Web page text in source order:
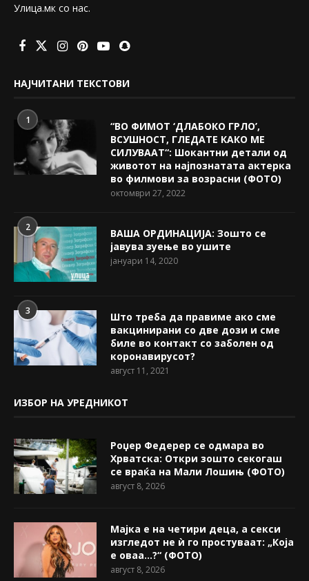
Улица.мк со нас.
НАЈЧИТАНИ ТЕКСТОВИ
1
“ВО ФИМОТ ‘ДЛАБОКО ГРЛО’,
ВСУШНОСТ, ГЛЕДАТЕ КАКО МЕ
СИЛУВААТ“: Шокантни детали од
животот на најпознатата актерка
во филмови за возрасни (ФОТО)
октомври 27, 2022
2
ВАША ОРДИНАЦИЈА: Зошто се
јавува зуење во ушите
јануари 14, 2020
3
Што треба да правиме ако сме
вакцинирани со две дози и сме
биле во контакт со заболен од
коронавирусот?
август 11, 2021
ИЗБОР НА УРЕДНИКОТ
Роџер Федерер се одмара во
Хрватска: Откри зошто секогаш
се враќа на Мали Лошињ (ФОТО)
август 8, 2026
Мајка е на четири деца, а секси
изгледот не ѝ го простуваат: „Која
е оваа…?“ (ФОТО)
август 8, 2026